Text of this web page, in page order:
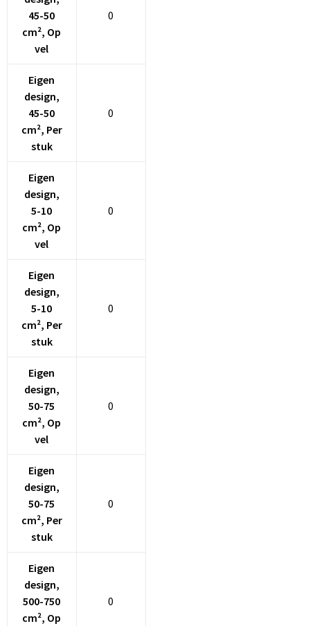
45-50
cm², Op
vel
0
Eigen
design,
45-50
cm², Per
stuk
0
Eigen
design,
5-10
cm², Op
vel
0
Eigen
design,
5-10
cm², Per
stuk
0
Eigen
design,
50-75
cm², Op
vel
0
Eigen
design,
50-75
cm², Per
stuk
0
Eigen
design,
500-750
cm², Op
0